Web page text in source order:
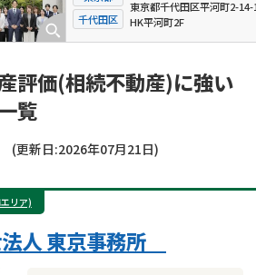
千代田区
東京都千代田区平河町2-14-
HK平河町2F
評価(相続不動産)に強い
覧
(更新日:2026年07月21日)
リア)
人 東京事務所